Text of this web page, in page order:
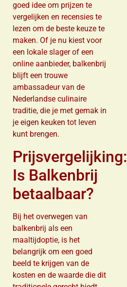
goed idee om prijzen te
vergelijken en recensies te
lezen om de beste keuze te
maken. Of je nu kiest voor
een lokale slager of een
online aanbieder, balkenbrij
blijft een trouwe
ambassadeur van de
Nederlandse culinaire
traditie, die je met gemak in
je eigen keuken tot leven
kunt brengen.
Prijsvergelijking:
Is Balkenbrij
betaalbaar?
Bij het overwegen van
balkenbrij als een
maaltijdoptie, is het
belangrijk om een goed
beeld te krijgen van de
kosten en de waarde die dit